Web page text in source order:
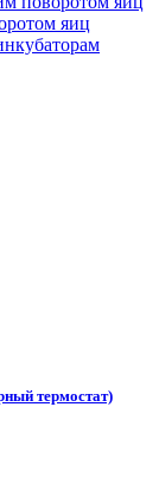
яиц
термостат)